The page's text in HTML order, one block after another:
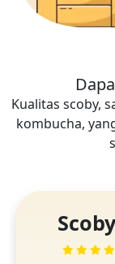
Kualitas scoby,
kombucha,